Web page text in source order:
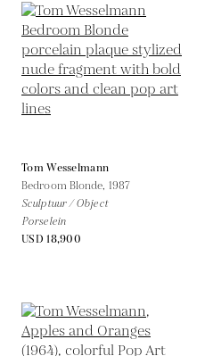
Tom Wesselmann
Bedroom Blonde, 1987
Sculptuur / Object
Porselein
USD 18,900